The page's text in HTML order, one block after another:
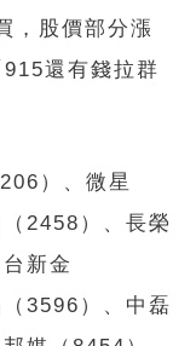
，股價部分漲
還有錢拉群
）、微星
2458）、長榮
新金
3596）、中磊